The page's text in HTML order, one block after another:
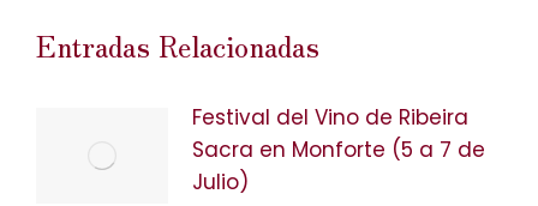
Entradas Relacionadas
Festival del Vino de Ribeira
Sacra en Monforte (5 a 7 de
Julio)